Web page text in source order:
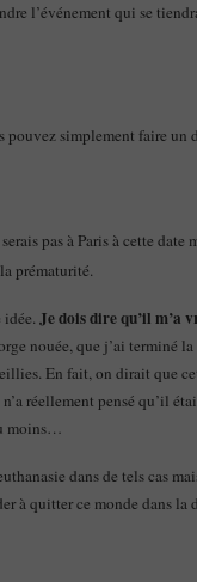
l’événement qui se
simplement faire un
pas à Paris à cette
prématurité.
idée. Je dois dire qu’il m’a
nouée, que j’ai terminé
En fait, on dirait que
réellement pensé qu’il
moins…
dans de tels cas
à quitter ce monde dans